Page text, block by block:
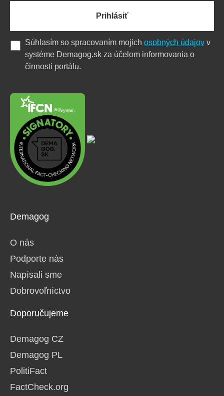
Demagog
O nás
Podporte nás
Napísali sme
Dobrovoľníctvo
Doporučujeme
Demagog CZ
Demagog PL
PolitiFact
FactCheck.org
Prihlásiť
Súhlasím so spracovaním mojich osobných údajov v
systéme Demagog.sk za účelom informovania o
činnosti portálu.